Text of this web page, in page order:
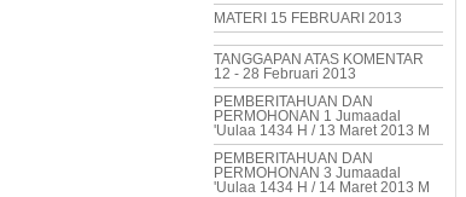
MATERI 15 FEBRUARI 2013
TANGGAPAN ATAS KOMENTAR
12 - 28 Februari 2013
PEMBERITAHUAN DAN
PERMOHONAN 1 Jumaadal
'Uulaa 1434 H / 13 Maret 2013 M
PEMBERITAHUAN DAN
PERMOHONAN 3 Jumaadal
'Uulaa 1434 H / 14 Maret 2013 M